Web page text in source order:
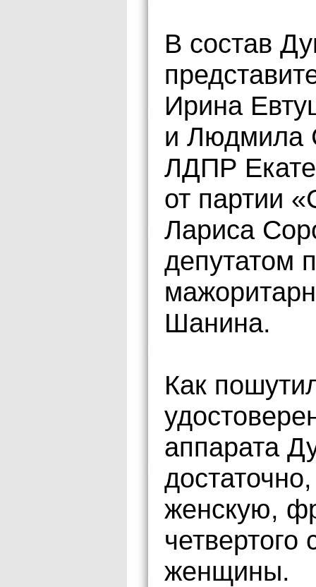
В состав
Ирина
и Людмила
ЛДПР
от партии
Лариса
депутатом
Шанина.
Как
аппарата
женскую,
женщины.